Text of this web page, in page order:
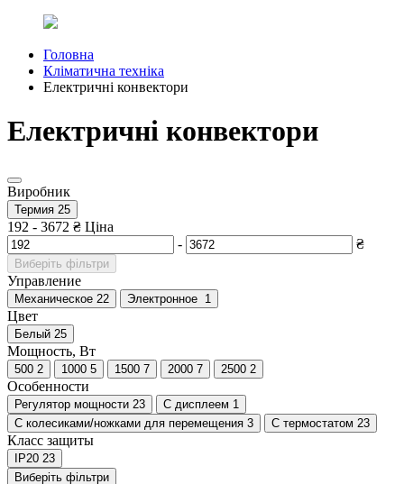
Головна
Кліматична техніка
Електричні конвектори
Електричні конвектори
Виробник
Термия 25
192 - 3672 ₴ Ціна
-
₴
Виберіть фільтри
Управление
Механическое 22 Электронное 1
Цвет
Белый 25
Мощность, Вт
500 2 1000 5 1500 7 2000 7 2500 2
Особенности
Регулятор мощности 23 С дисплеем 1
С колесиками/ножками для перемещения 3 С термостатом 23
Класс защиты
IP20 23
Виберіть фільтри